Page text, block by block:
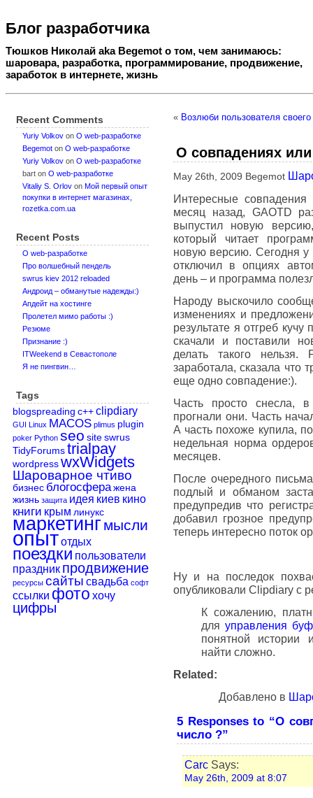
Блог разработчика
Тюшков Николай aka Begemot о том, чем занимаюсь:
шаровара, разработка, программирование, продвижение,
заработок в интернете, жизнь
Recent Comments
Yuriy Volkov on О web-разработке
Begemot on О web-разработке
Yuriy Volkov on О web-разработке
bart on О web-разработке
Vitaliy S. Orlov on Мой первый опыт
покупки в интернет магазинах,
rozetka.com.ua
Recent Posts
О web-разработке
Про волшебный пендель
swrus kiev 2012 reloaded
Андроид – обманутые надежды:)
Апдейт на хостинге
Пролетел мимо работы :)
Резюме
Признание :)
ITWeekend в Севастополе
Я не пингвин…
Tags
blogspreading c++ clipdiary
GUI Linux MACOS plimus plugin
poker Python seo site swrus
TidyForums trialpay
wordpress wxWidgets
Шароварное чтиво
бизнес блогосфера жена
жизнь защита идея киев кино
книги крым линукс
маркетинг мысли
опытотдых
поездки пользователи
праздник продвижение
ресурсы сайты свадьба софт
ссылки фото хочу
цифры
« Возлюби пользователя своего
О совпадениях
May 26th, 2009 Begemot
Интересные
месяц назад, GAOTD
выпустил новую
который читает
новую версию. Сегодня
отключил в опциях
день – и программа
Народу выскочило
изменениях и
результате я отгреб
скачали и поставили
делать такого
заработала, сказала что
еще одно совпадение:).
Часть просто снесла,
прогнали они. Часть
А часть похоже купила,
недельная норма
месяцев.
После очередного
подлый и обманом
предупредив что
добавил грозное
теперь интересно поток
Ну и на последок
опубликовали Clipdiary с
К сожалению,
дляуправления
понятной истории
найти сложно.
Related:
Добавлено в
5 Responses to “О
число ?”
Carc Says:
May 26th, 2009 at 8:07